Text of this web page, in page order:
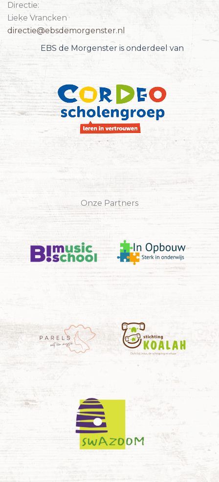
Directie:
Lieke Vrancken
directie@ebsdemorgenster.nl
EBS de Morgenster is onderdeel van
Onze Partners